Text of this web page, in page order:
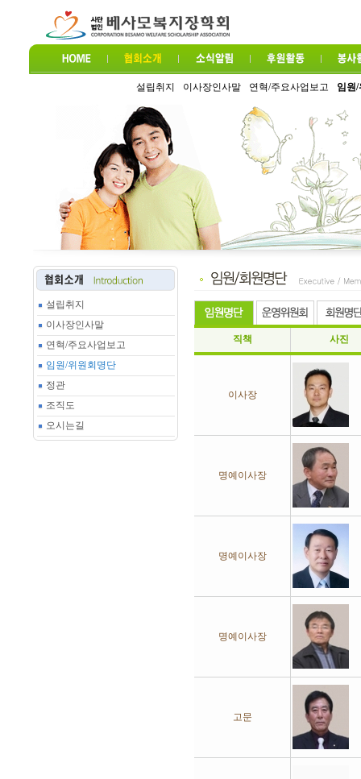
설립취지 이사장인사말 연혁/주요사업보고 임원
설립취지
이사장인사말
연혁/주요사업보고
임원/위원회명단
정관
조직도
오시는길
직책 사진
이사장
명예이사장
명예이사장
명예이사장
고문